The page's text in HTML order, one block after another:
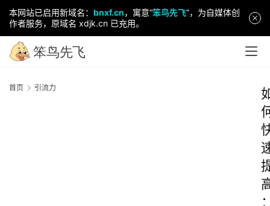
本网站已启用新域名： bnxf.cn，寓意“笨鸟先飞”，为自媒体创
作者服务，原域名 xdjk.cn 已充用。
首页 引流力